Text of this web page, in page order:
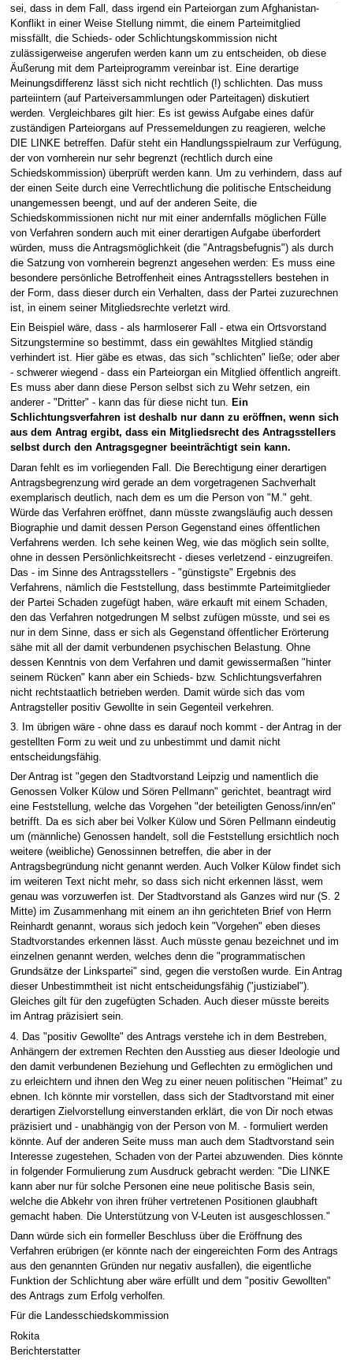
sei, dass in dem Fall, dass irgend ein Parteiorgan zum Afghanistan-
Konflikt in einer Weise Stellung nimmt, die einem Parteimitglied
missfällt, die Schieds- oder Schlichtungskommission nicht
zulässigerweise angerufen werden kann um zu entscheiden, ob diese
Äußerung mit dem Parteiprogramm vereinbar ist. Eine derartige
Meinungsdifferenz lässt sich nicht rechtlich (!) schlichten. Das muss
parteiintern (auf Parteiversammlungen oder Parteitagen) diskutiert
werden. Vergleichbares gilt hier: Es ist gewiss Aufgabe eines dafür
zuständigen Parteiorgans auf Pressemeldungen zu reagieren, welche
DIE LINKE betreffen. Dafür steht ein Handlungsspielraum zur Verfügung,
der von vornherein nur sehr begrenzt (rechtlich durch eine
Schiedskommission) überprüft werden kann. Um zu verhindern, dass auf
der einen Seite durch eine Verrechtlichung die politische Entscheidung
unangemessen beengt, und auf der anderen Seite, die
Schiedskommissionen nicht nur mit einer andernfalls möglichen Fülle
von Verfahren sondern auch mit einer derartigen Aufgabe überfordert
würden, muss die Antragsmöglichkeit (die "Antragsbefugnis") als durch
die Satzung von vornherein begrenzt angesehen werden: Es muss eine
besondere persönliche Betroffenheit eines Antragsstellers bestehen in
der Form, dass dieser durch ein Verhalten, dass der Partei zuzurechnen
ist, in einem seiner Mitgliedsrechte verletzt wird.
Ein Beispiel wäre, dass - als harmloserer Fall - etwa ein Ortsvorstand
Sitzungstermine so bestimmt, dass ein gewähltes Mitglied ständig
verhindert ist. Hier gäbe es etwas, das sich "schlichten" ließe; oder aber
- schwerer wiegend - dass ein Parteiorgan ein Mitglied öffentlich angreift.
Es muss aber dann diese Person selbst sich zu Wehr setzen, ein
anderer - "Dritter" - kann das für diese nicht tun. Ein
Schlichtungsverfahren ist deshalb nur dann zu eröffnen, wenn sich
aus dem Antrag ergibt, dass ein Mitgliedsrecht des Antragsstellers
selbst durch den Antragsgegner beeinträchtigt sein kann.
Daran fehlt es im vorliegenden Fall. Die Berechtigung einer derartigen
Antragsbegrenzung wird gerade an dem vorgetragenen Sachverhalt
exemplarisch deutlich, nach dem es um die Person von "M." geht.
Würde das Verfahren eröffnet, dann müsste zwangsläufig auch dessen
Biographie und damit dessen Person Gegenstand eines öffentlichen
Verfahrens werden. Ich sehe keinen Weg, wie das möglich sein sollte,
ohne in dessen Persönlichkeitsrecht - dieses verletzend - einzugreifen.
Das - im Sinne des Antragsstellers - "günstigste" Ergebnis des
Verfahrens, nämlich die Feststellung, dass bestimmte Parteimitglieder
der Partei Schaden zugefügt haben, wäre erkauft mit einem Schaden,
den das Verfahren notgedrungen M selbst zufügen müsste, und sei es
nur in dem Sinne, dass er sich als Gegenstand öffentlicher Erörterung
sähe mit all der damit verbundenen psychischen Belastung. Ohne
dessen Kenntnis von dem Verfahren und damit gewissermaßen "hinter
seinem Rücken" kann aber ein Schieds- bzw. Schlichtungsverfahren
nicht rechtstaatlich betrieben werden. Damit würde sich das vom
Antragsteller positiv Gewollte in sein Gegenteil verkehren.
3. Im übrigen wäre - ohne dass es darauf noch kommt - der Antrag in der
gestellten Form zu weit und zu unbestimmt und damit nicht
entscheidungsfähig.
Der Antrag ist "gegen den Stadtvorstand Leipzig und namentlich die
Genossen Volker Külow und Sören Pellmann" gerichtet, beantragt wird
eine Feststellung, welche das Vorgehen "der beteiligten Genoss/inn/en"
betrifft. Da es sich aber bei Volker Külow und Sören Pellmann eindeutig
um (männliche) Genossen handelt, soll die Feststellung ersichtlich noch
weitere (weibliche) Genossinnen betreffen, die aber in der
Antragsbegründung nicht genannt werden. Auch Volker Külow findet sich
im weiteren Text nicht mehr, so dass sich nicht erkennen lässt, wem
genau was vorzuwerfen ist. Der Stadtvorstand als Ganzes wird nur (S. 2
Mitte) im Zusammenhang mit einem an ihn gerichteten Brief von Herrn
Reinhardt genannt, woraus sich jedoch kein "Vorgehen" eben dieses
Stadtvorstandes erkennen lässt. Auch müsste genau bezeichnet und im
einzelnen genannt werden, welches denn die "programmatischen
Grundsätze der Linkspartei" sind, gegen die verstoßen wurde. Ein Antrag
dieser Unbestimmtheit ist nicht entscheidungsfähig ("justiziabel").
Gleiches gilt für den zugefügten Schaden. Auch dieser müsste bereits
im Antrag präzisiert sein.
4. Das "positiv Gewollte" des Antrags verstehe ich in dem Bestreben,
Anhängern der extremen Rechten den Ausstieg aus dieser Ideologie und
den damit verbundenen Beziehung und Geflechten zu ermöglichen und
zu erleichtern und ihnen den Weg zu einer neuen politischen "Heimat" zu
ebnen. Ich könnte mir vorstellen, dass sich der Stadtvorstand mit einer
derartigen Zielvorstellung einverstanden erklärt, die von Dir noch etwas
präzisiert und - unabhängig von der Person von M. - formuliert werden
könnte. Auf der anderen Seite muss man auch dem Stadtvorstand sein
Interesse zugestehen, Schaden von der Partei abzuwenden. Dies könnte
in folgender Formulierung zum Ausdruck gebracht werden: "Die LINKE
kann aber nur für solche Personen eine neue politische Basis sein,
welche die Abkehr von ihren früher vertretenen Positionen glaubhaft
gemacht haben. Die Unterstützung von V-Leuten ist ausgeschlossen."
Dann würde sich ein formeller Beschluss über die Eröffnung des
Verfahren erübrigen (er könnte nach der eingereichten Form des Antrags
aus den genannten Gründen nur negativ ausfallen), die eigentliche
Funktion der Schlichtung aber wäre erfüllt und dem "positiv Gewollten"
des Antrags zum Erfolg verholfen.
Für die Landesschiedskommission
Rokita
Berichterstatter